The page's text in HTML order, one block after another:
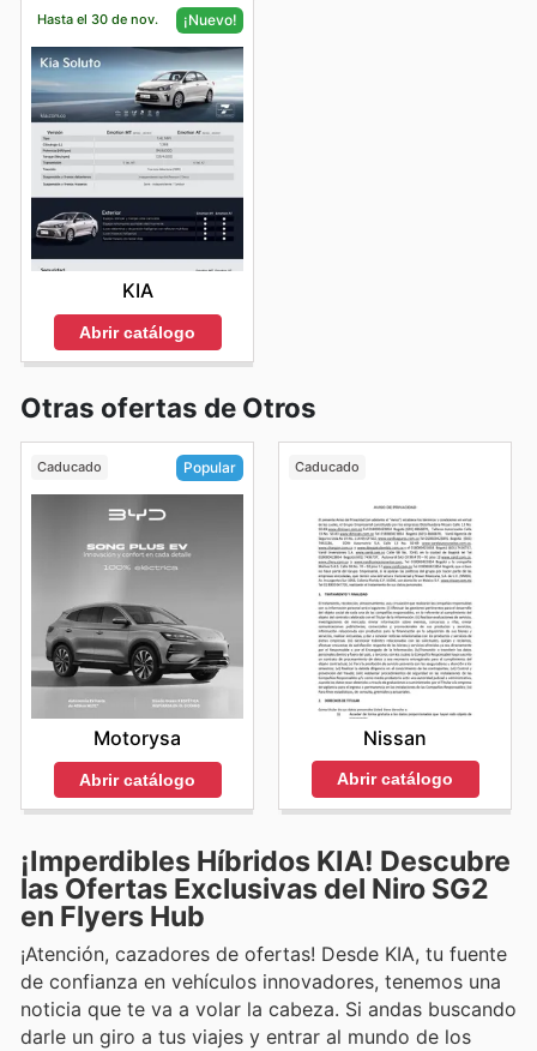
Hasta el 30 de nov. ¡Nuevo!
KIA
Abrir catálogo
Otras ofertas de Otros
Caducado Popular
Motorysa
Abrir catálogo
Caducado
Nissan
Abrir catálogo
¡Imperdibles Híbridos KIA! Descubre
las Ofertas Exclusivas del Niro SG2
en Flyers Hub
¡Atención, cazadores de ofertas! Desde KIA, tu fuente
de confianza en vehículos innovadores, tenemos una
noticia que te va a volar la cabeza. Si andas buscando
darle un giro a tus viajes y entrar al mundo de los